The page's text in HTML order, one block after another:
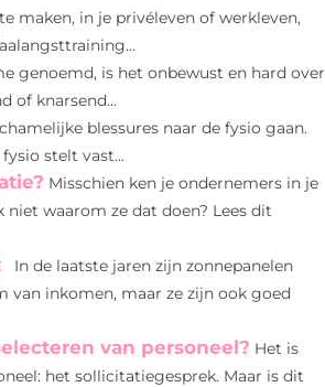
maken, in je privéleven of werkleven,
genoemd, is het onbewust en hard over
of knarsend...
blessures naar de fysio gaan.
stelt vast...
Misschien ken je ondernemers in je
waarom ze dat doen? Lees dit
In de laatste jaren zijn zonnepanelen
van inkomen, maar ze zijn ook goed
van personeel? Het is
het sollicitatiegesprek. Maar is dit